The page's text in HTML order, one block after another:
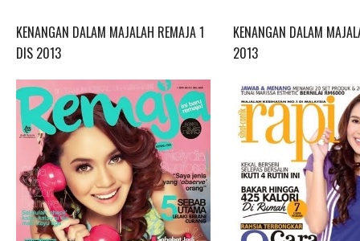
KENANGAN DALAM MAJALAH REMAJA 1
DIS 2013
KENANGAN DALAM
2013